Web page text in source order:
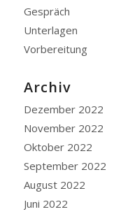
Gespräch
Unterlagen
Vorbereitung
Archiv
Dezember 2022
November 2022
Oktober 2022
September 2022
August 2022
Juni 2022